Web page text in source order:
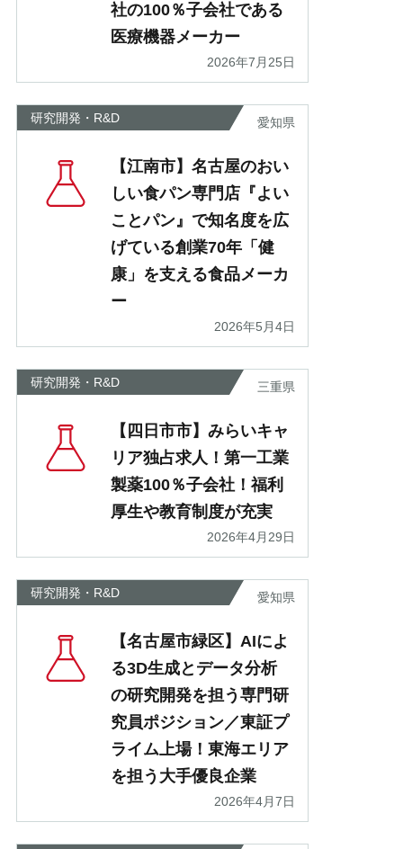
社の100％子会社である
医療機器メーカー
2026年7月25日
研究開発・R&D 愛知県
【江南市】名古屋のおい
しい食パン専門店『よい
ことパン』で知名度を広
げている創業70年「健
康」を支える食品メーカ
ー
2026年5月4日
研究開発・R&D 三重県
【四日市市】みらいキャ
リア独占求人！第一工業
製薬100％子会社！福利
厚生や教育制度が充実
2026年4月29日
研究開発・R&D 愛知県
【名古屋市緑区】AIによ
る3D生成とデータ分析
の研究開発を担う専門研
究員ポジション／東証プ
ライム上場！東海エリア
を担う大手優良企業
2026年4月7日